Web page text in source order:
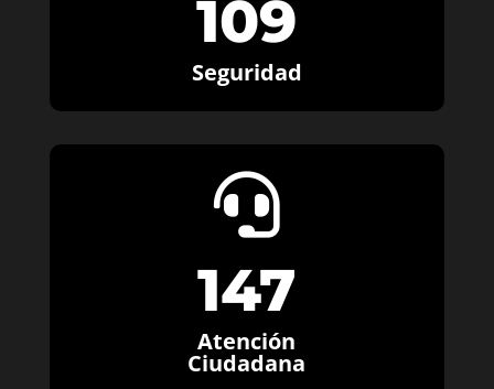
109
Seguridad

147
Atención
Ciudadana